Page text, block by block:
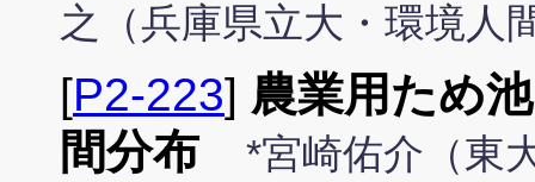
之（兵庫県立大・環境人
[P2-223] 農業用ため
間分布
*宮崎佑介（東